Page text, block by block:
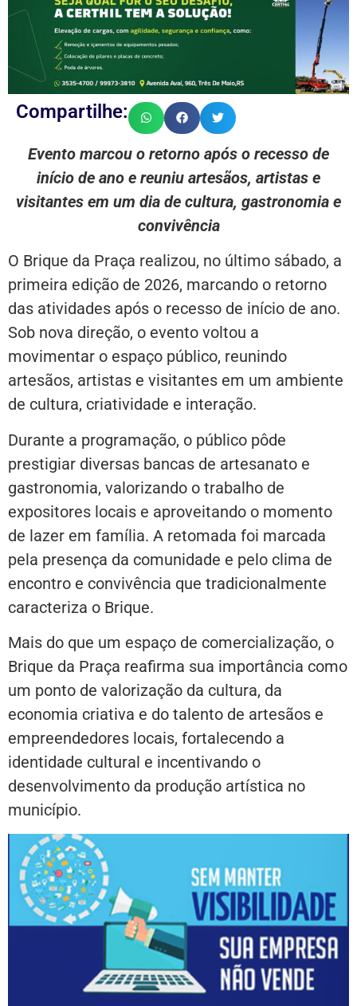
Compartilhe:
Evento marcou o retorno após o recesso de
início de ano e reuniu artesãos, artistas e
visitantes em um dia de cultura, gastronomia e
convivência
O Brique da Praça realizou, no último sábado, a
primeira edição de 2026, marcando o retorno
das atividades após o recesso de início de ano.
Sob nova direção, o evento voltou a
movimentar o espaço público, reunindo
artesãos, artistas e visitantes em um ambiente
de cultura, criatividade e interação.
Durante a programação, o público pôde
prestigiar diversas bancas de artesanato e
gastronomia, valorizando o trabalho de
expositores locais e aproveitando o momento
de lazer em família. A retomada foi marcada
pela presença da comunidade e pelo clima de
encontro e convivência que tradicionalmente
caracteriza o Brique.
Mais do que um espaço de comercialização, o
Brique da Praça reafirma sua importância como
um ponto de valorização da cultura, da
economia criativa e do talento de artesãos e
empreendedores locais, fortalecendo a
identidade cultural e incentivando o
desenvolvimento da produção artística no
município.